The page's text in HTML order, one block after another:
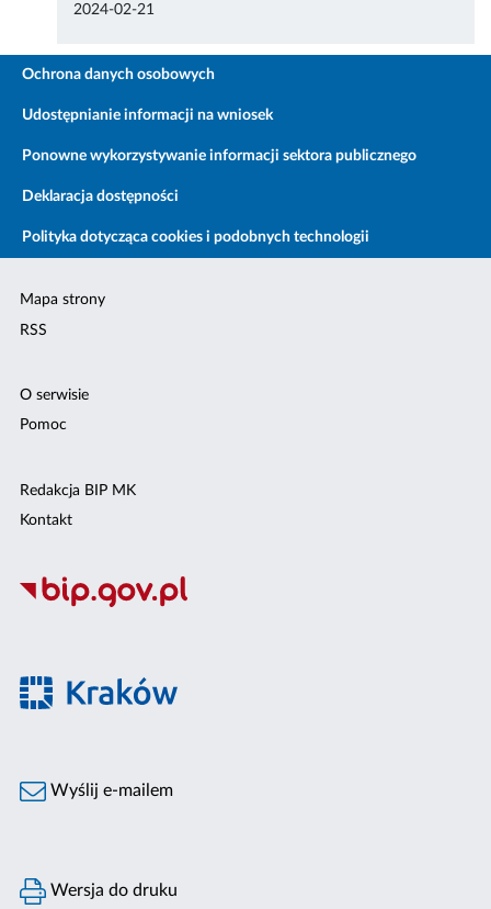
2024-02-21
Ochrona danych osobowych
Udostępnianie informacji na wniosek
Ponowne wykorzystywanie informacji sektora publicznego
Deklaracja dostępności
Polityka dotycząca cookies i podobnych technologii
Mapa strony
RSS
O serwisie
Pomoc
Redakcja BIP MK
Kontakt
Wyślij e-mailem
Wersja do druku